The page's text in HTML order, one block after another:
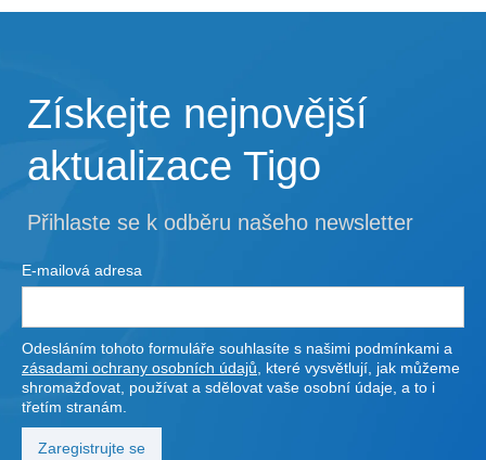
Získejte nejnovější
aktualizace Tigo
Přihlaste se k odběru našeho newsletter
E-mailová adresa
Odesláním tohoto formuláře souhlasíte s našimi podmínkami a
zásadami ochrany osobních údajů , které vysvětlují, jak můžeme
shromažďovat, používat a sdělovat vaše osobní údaje, a to i
třetím stranám.